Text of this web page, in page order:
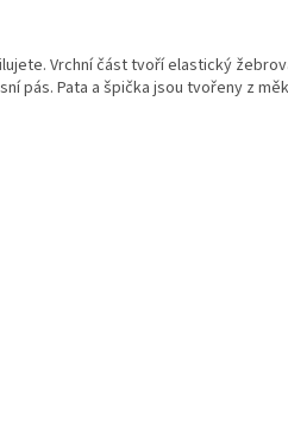
Vrchní část tvoří elastický
pás. Pata a špička jsou tvořeny z